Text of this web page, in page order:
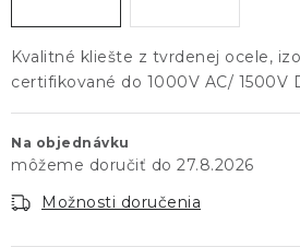
Kvalitné kliešte z tvrdenej ocele,
certifikované do 1000V AC/ 1500V
Na objednávku
27.8.2026
Možnosti doručenia